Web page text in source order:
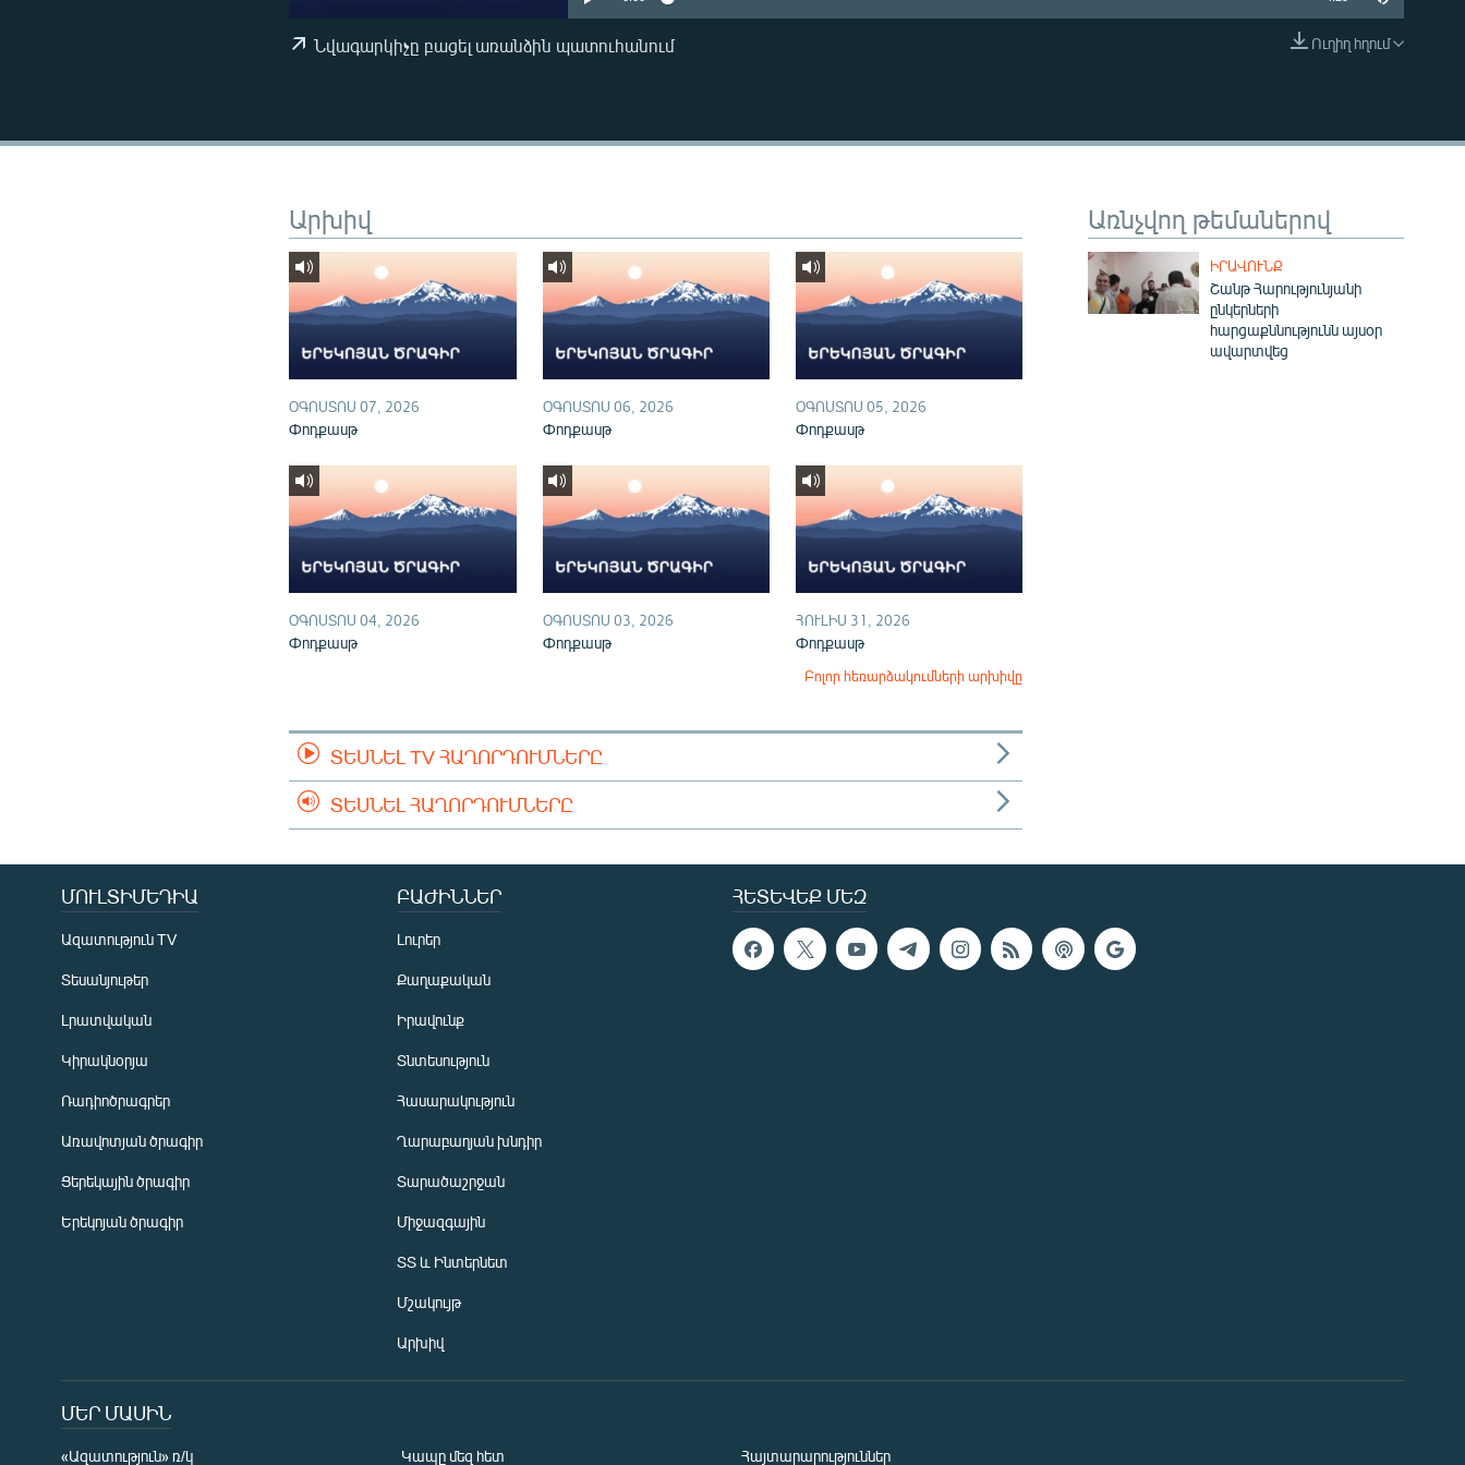
EMBED
Ուղիղ հղում
Նվագարկիչը բացել առանձին պատուհանում
Առնչվող թեմաներով
ԻՐԱՎՈՒՆՔ
Շանթ Հարությունյանի
ընկերների
հարցաքննությունն այսօր
ավարտվեց
Արխիվ
ՕԳՈՍՏՈՍ 07, 2026
Փոդքասթ
ՕԳՈՍՏՈՍ 06, 2026
Փոդքասթ
ՕԳՈՍՏՈՍ 05, 2026
Փոդքասթ
ՕԳՈՍՏՈՍ 04, 2026
Փոդքասթ
ՕԳՈՍՏՈՍ 03, 2026
Փոդքասթ
ՀՈՒԼԻՍ 31, 2026
Փոդքասթ
Բոլոր հեռարձակումների արխիվը
ՏԵՍՆԵԼ TV ՀԱՂՈՐԴՈՒՄՆԵՐԸ
ՏԵՍՆԵԼ ՀԱՂՈՐԴՈՒՄՆԵՐԸ
ՀԵՏԵՎԵՔ ՄԵԶ
ՄՈՒԼՏԻՄԵԴԻԱ
Ազատություն TV
Տեսանյութեր
Լրատվական
Կիրակնօրյա
Ռադիոծրագրեր
Առավոտյան ծրագիր
Ցերեկային ծրագիր
Երեկոյան ծրագիր
ԲԱԺԻՆՆԵՐ
Լուրեր
Քաղաքական
Իրավունք
Տնտեսություն
Հասարակություն
Ղարաբաղյան խնդիր
Տարածաշրջան
Միջազգային
ՏՏ և Ինտերնետ
Մշակույթ
Արխիվ
ՄԵՐ ՄԱՍԻՆ
«Ազատություն» ռ/կ Կապը մեզ հետ Հայտարարություններ